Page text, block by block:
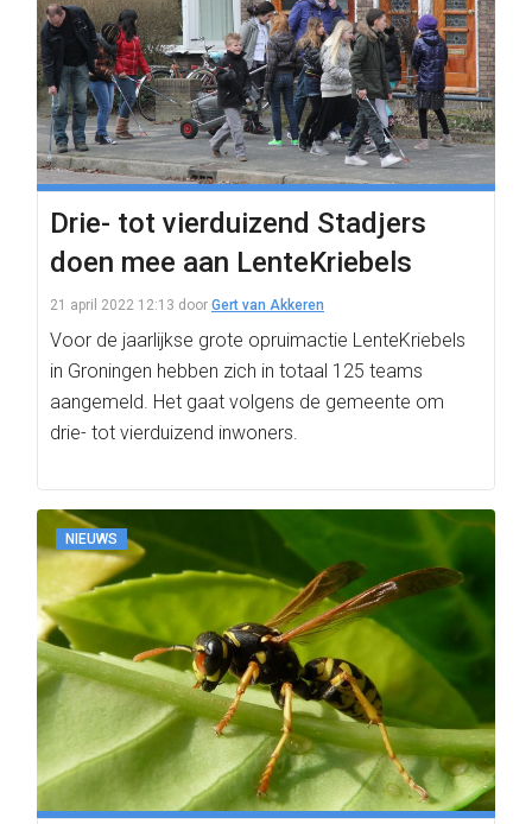
Drie- tot vierduizend Stadjers
doen mee aan LenteKriebels
21 april 2022 12:13 door Gert van Akkeren
Voor de jaarlijkse grote opruimactie LenteKriebels
in Groningen hebben zich in totaal 125 teams
aangemeld. Het gaat volgens de gemeente om
drie- tot vierduizend inwoners.
NIEUWS